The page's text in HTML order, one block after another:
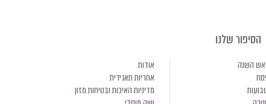
הסיפור שלנו
השנה
אודות
אחריות תאגידית
מדיניות האיכות ובטיחות מזון